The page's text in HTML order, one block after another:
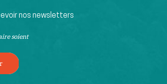
nos newsletters
soient